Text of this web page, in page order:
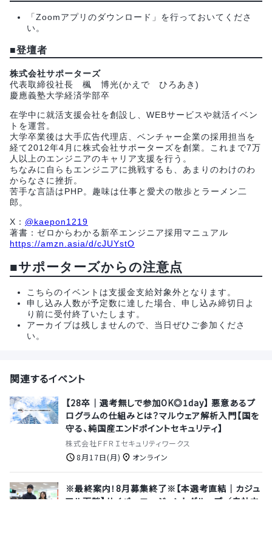
「Zoomアプリのダウンロード」を行っておいてくださ
い。
■登壇者
株式会社サポーターズ
代表取締役社長 楓 博光(かえで ひろあき)
慶應義塾大学経済学部卒
在学中に就活支援会社を創設し、WEBサービスや就活イベン
トを運営。
大学卒業後は大手広告代理店、ベンチャー企業の採用担当を
経て2012年4月に株式会社サポーターズを創業。これまで7万
人以上のエンジニアのキャリア支援を行う。
ちなみに自らもエンジニアに挑戦するも、あまりのわけのわ
からなさに挫折。
苦手な言語はPHP。趣味は仕事と愛犬の散歩とラーメン二
郎。
X： @kaepon1219
著書：ゼロからわかる新卒エンジニア採用マニュアル
https://amzn.asia/d/cJUYstO
■サポーターズからの注意点
こちらのイベントは支援金支給対象外となります。
申し込み人数が予定数に達した場合、申し込み締切日よ
り前に受付終了いたします。
アーカイブは残しませんので、当日ぜひご参加くださ
い。
関連するイベント
【28卒｜選考無しで参加OK◎1day】 悪意あるプ
ログラムの仕組みとは？マルウェア解析入門【国を
守る、純国産エンドポイントセキュリティ】
株式会社ＦＦＲＩセキュリティワークス
8月17日(月)
オンライン
※最終案内！8月募集終了※【本選考直結｜カジュ
アル面談】サイバーエージェントグループ／自社内